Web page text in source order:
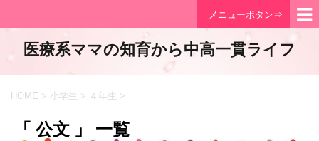
メニューボタン⇒
医療系ママの知育から中高一貫ライフ
HOME > 小学生 > ４年生 >
「 公文 」 一覧